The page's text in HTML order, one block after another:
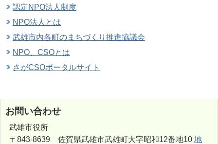
認定NPO法人制度
NPO法人とは
武雄市内各町のまちづくり推進協議会
NPO、CSOとは
さがCSOポータルサイト
お問い合わせ
武雄市役所
〒843-8639 佐賀県武雄市武雄町大字昭和12番地10 地